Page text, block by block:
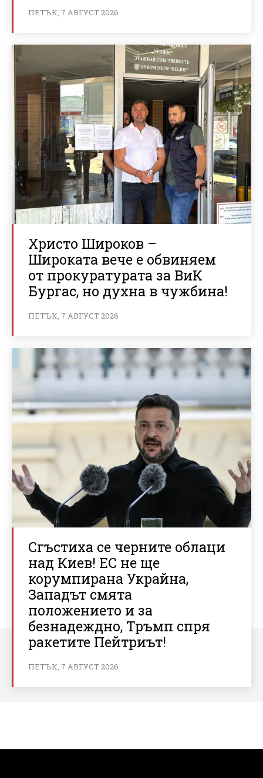
ПЕТЪК, 7 АВГУСТ 2026
Христо Широков –
Широката вече е обвиняем
от прокуратурата за ВиК
Бургас, но духна в чужбина!
ПЕТЪК, 7 АВГУСТ 2026
Сгъстиха се черните облаци
над Киев! ЕС не ще
корумпирана Украйна,
Западът смята
положението и за
безнадеждно, Тръмп спря
ракетите Пейтриът!
ПЕТЪК, 7 АВГУСТ 2026